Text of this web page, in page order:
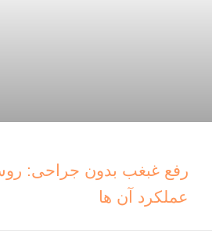
رفع غبغب بدون جراحی:
عملکرد آن ها